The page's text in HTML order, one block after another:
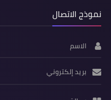
نموذج الاتصال
الاسم
بريد إلكتروني